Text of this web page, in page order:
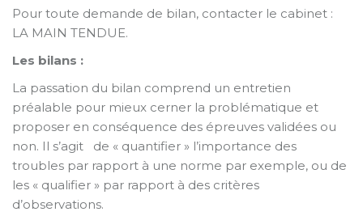
Pour toute demande de bilan, contacter le cabinet :
LA MAIN TENDUE.
Les bilans :
La passation du bilan comprend un entretien
préalable pour mieux cerner la problématique et
proposer en conséquence des épreuves validées ou
non. Il s’agit de « quantifier » l’importance des
troubles par rapport à une norme par exemple, ou de
les « qualifier » par rapport à des critères
d’observations.